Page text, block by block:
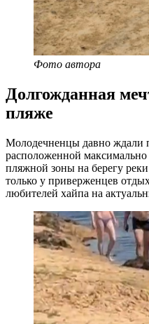
Фото автора
Долгожданная
пляже
Молодечненцы давно ждали
расположенной максимально
пляжной зоны на берегу
только у приверженцев
любителей хайпа на